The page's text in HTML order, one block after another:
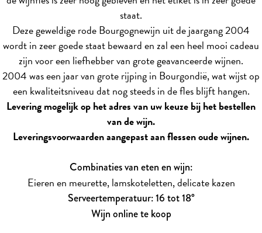
staat.
Deze geweldige rode Bourgognewijn uit de jaargang 2004
wordt in zeer goede staat bewaard en zal een heel mooi cadeau
zijn voor een liefhebber van grote geavanceerde wijnen.
2004 was een jaar van grote rijping in Bourgondië, wat wijst op
een kwaliteitsniveau dat nog steeds in de fles blijft hangen.
Levering mogelijk op het adres van uw keuze bij het bestellen
van de wijn.
Leveringsvoorwaarden aangepast aan flessen oude wijnen.
Combinaties van eten en wijn:
Eieren en meurette, lamskoteletten, delicate kazen
Serveertemperatuur: 16 tot 18°
Wijn online te koop